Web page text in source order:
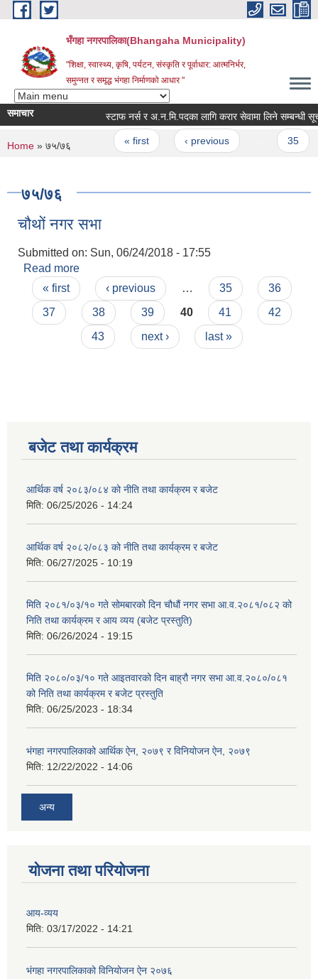
Skip to main content
भँगहा नगरपालिका(Bhangaha Municipality)
"शिक्षा, स्वास्थ्य, कृषि, पर्यटन, संस्कृति र पूर्वाधार: आत्मनिर्भर,
समुन्नत र समृद्ध भंगहा निर्माणको आधार "
समाचार स्टाफ नर्स र अ.न.मि.पदका लागि करार सेवामा लिने सम्बन्धी सूचना
Pages
« first ‹ previous
You are here
Home » ७५/७६
७५/७६
चौथों नगर सभा
Submitted on: Sun, 06/24/2018 - 17:55
Read more
Pages
« first ‹ previous … 35
36
37
38 39 40 41
42
43
next › last »
बजेट तथा कार्यक्रम
आर्थिक वर्ष २०८३/०८४ को नीति तथा कार्यक्रम र बजेट
मिति: 06/25/2026 - 14:24
आर्थिक वर्ष २०८२/०८३ को नीति तथा कार्यक्रम र बजेट
मिति: 06/27/2025 - 10:19
मिति २०८१/०३/१० गते सोमबारको दिन चौधौं नगर सभा आ.व.२०८१/०८२ को
निति तथा कार्यक्रम र आय व्यय (बजेट प्रस्तुति)
मिति: 06/26/2024 - 19:15
मिति २०८०/०३/१० गते आइतवारको दिन बाह्रौ नगर सभा आ.व.२०८०/०८१
को निति तथा कार्यक्रम र बजेट प्रस्तुति
मिति: 06/25/2023 - 18:34
भंगहा नगरपालिकाको आर्थिक ऐन, २०७९ र विनियोजन ऐन, २०७९
मिति: 12/22/2022 - 14:06
अन्य
योजना तथा परियोजना
आय-व्यय
मिति: 03/17/2022 - 14:21
भंगहा नगरपालिकाको विनियोजन ऐन २०७६